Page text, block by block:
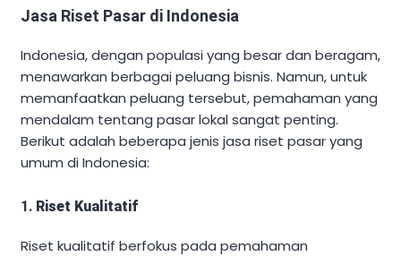
Jasa Riset Pasar di Indonesia
Indonesia, dengan populasi yang besar dan beragam,
menawarkan berbagai peluang bisnis. Namun, untuk
memanfaatkan peluang tersebut, pemahaman yang
mendalam tentang pasar lokal sangat penting.
Berikut adalah beberapa jenis jasa riset pasar yang
umum di Indonesia:
1. Riset Kualitatif
Riset kualitatif berfokus pada pemahaman